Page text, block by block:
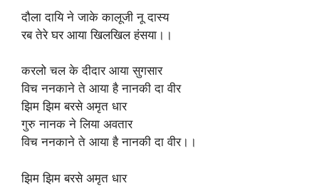
दौला दायि ने जाके कालूजी नू दास्य
रब तेरे घर आया खिलखिल हंसया।।
करलो चल के दीदार आया सुगसार
विच ननकाने ते आया है नानकी दा वीर
झिम झिम बरसे अमृत धार
गुरु नानक ने लिया अवतार
विच ननकाने ते आया है नानकी दा वीर।।
झिम झिम बरसे अमृत धार